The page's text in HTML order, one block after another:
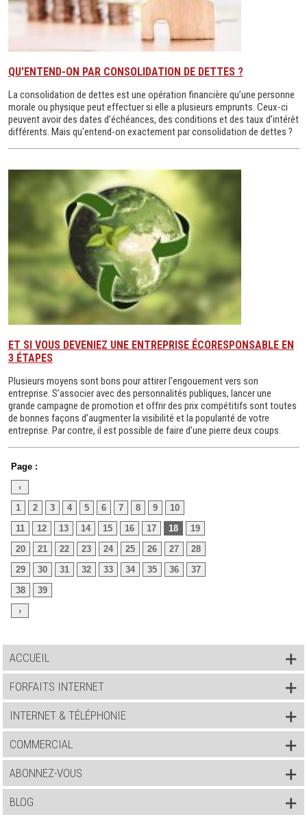
QU'ENTEND-ON PAR CONSOLIDATION DE DETTES ?
La consolidation de dettes est une opération financière qu’une personne
morale ou physique peut effectuer si elle a plusieurs emprunts. Ceux-ci
peuvent avoir des dates d’échéances, des conditions et des taux d’intérêt
différents. Mais qu'entend-on exactement par consolidation de dettes ?
ET SI VOUS DEVENIEZ UNE ENTREPRISE ÉCORESPONSABLE EN
3 ÉTAPES
Plusieurs moyens sont bons pour attirer l’engouement vers son
entreprise. S’associer avec des personnalités publiques, lancer une
grande campagne de promotion et offrir des prix compétitifs sont toutes
de bonnes façons d’augmenter la visibilité et la popularité de votre
entreprise. Par contre, il est possible de faire d’une pierre deux coups.
Page :
‹
1
2 3 4 5 6 7 8 9
10
11
12 13 14 15 16 17 18
19
20
21 22 23 24 25 26 27
28
29
30 31 32 33 34 35 36
37
38
39
›
ACCUEIL
FORFAITS INTERNET
INTERNET & TÉLÉPHONIE
COMMERCIAL
ABONNEZ-VOUS
BLOG